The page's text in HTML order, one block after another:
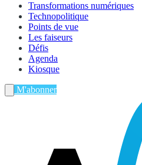
Transformations numériques
Technopolitique
Points de vue
Les faiseurs
Défis
Agenda
Kiosque
M'abonner